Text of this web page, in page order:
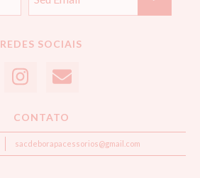
REDES SOCIAIS
CONTATO
sacdeborapacessorios@gmail.com